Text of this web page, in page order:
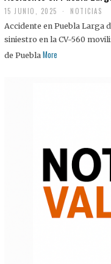
15 JUNIO, 2025 NOTICIAS
Accidente en Puebla Larga
siniestro en la CV-560
de Puebla More